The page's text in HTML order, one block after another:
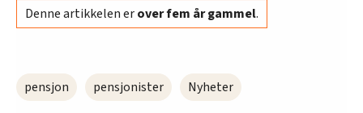
Denne artikkelen erover fem år gammel.
pensjon pensjonister Nyheter